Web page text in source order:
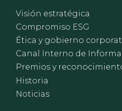
Visión estratégica
Compromiso ESG
Ética y gobierno
Canal Interno de
Premios y
Historia
Noticias